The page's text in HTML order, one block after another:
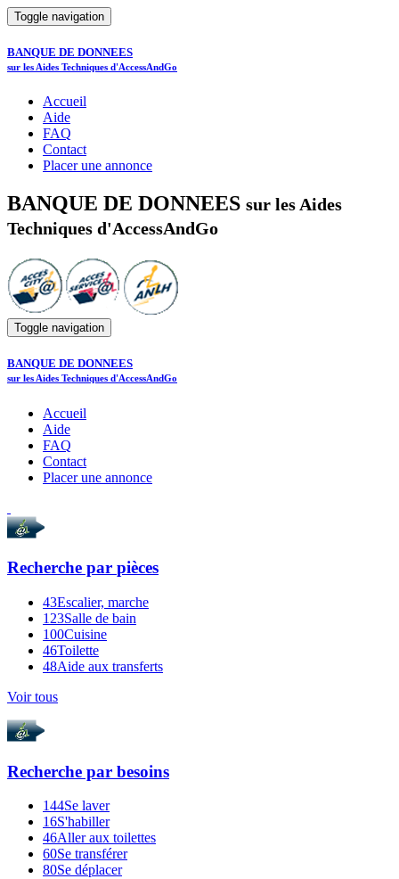
Toggle navigation
BANQUE DE DONNEES
sur les Aides Techniques d'AccessAndGo
Accueil
Aide
FAQ
Contact
Placer une annonce
BANQUE DE DONNEES sur les Aides
Techniques d'AccessAndGo
Toggle navigation
BANQUE DE DONNEES
sur les Aides Techniques d'AccessAndGo
Accueil
Aide
FAQ
Contact
Placer une annonce
Recherche par pièces
43Escalier, marche
123Salle de bain
100Cuisine
46Toilette
48Aide aux transferts
Voir tous
Recherche par besoins
144Se laver
16S'habiller
46Aller aux toilettes
60Se transférer
80Se déplacer